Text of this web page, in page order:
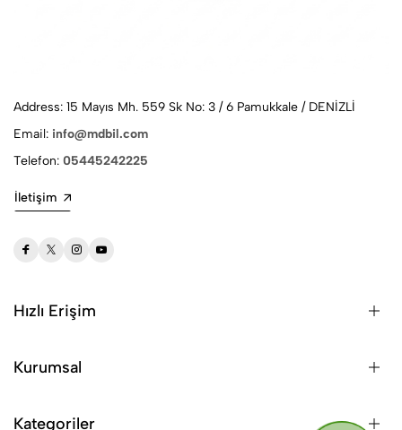
Address: 15 Mayıs Mh. 559 Sk No: 3 / 6 Pamukkale / DENİZLİ
Email: info@mdbil.com
Telefon: 05445242225
İletişim
Hızlı Erişim
Kurumsal
Kategoriler